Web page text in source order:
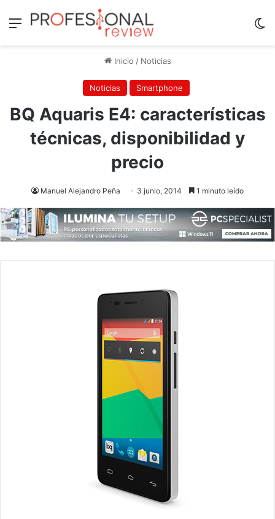
Menú
Inicio / Noticias
Noticias Smartphone
BQ Aquaris E4: características
técnicas, disponibilidad y
precio
Manuel Alejandro Peña 3 junio, 2014 1 minuto leído